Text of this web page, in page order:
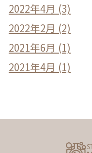
2022年4月 (3)
2022年2月 (2)
2021年6月 (1)
2021年4月 (1)